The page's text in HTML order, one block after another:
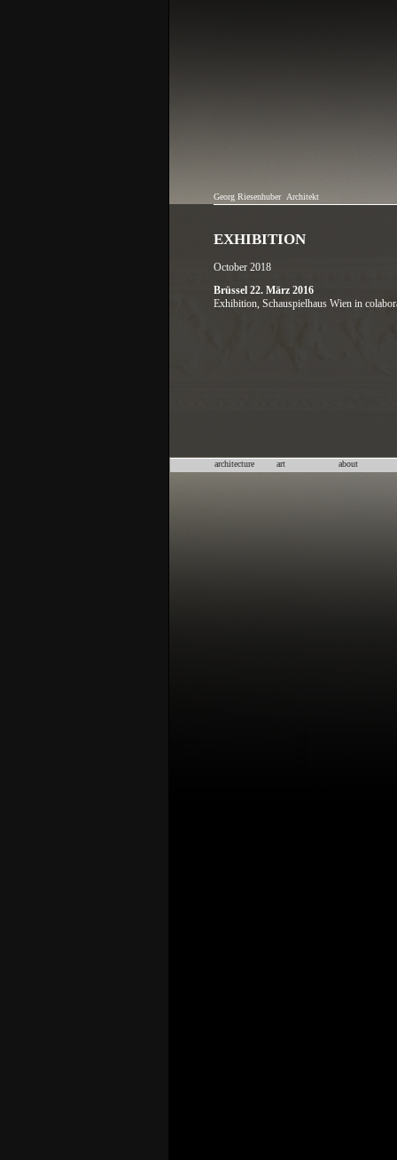
Georg Riesenhuber Architekt
EXHIBITION
October 2018
Brüssel 22. März 2016
Exhibition, Schauspielhaus Wien in
architecture art about